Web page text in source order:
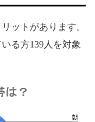
ットがあります。
る方139人を対象